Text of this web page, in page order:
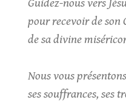
Guidez-nous vers
pour recevoir de son
de sa divine
Nous vous
ses souffrances, ses